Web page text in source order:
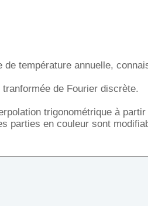
température annuelle,
de Fourier discrète.
trigonométrique à partir
parties en couleur sont